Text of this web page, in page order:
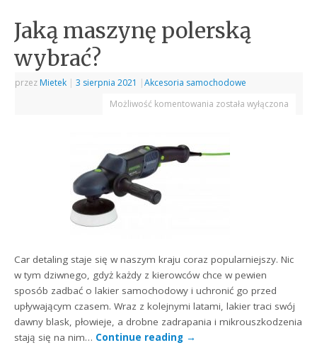
Jaką maszynę polerską
wybrać?
przez Mietek | 3 sierpnia 2021 |Akcesoria samochodowe
Możliwość komentowania została wyłączona
Car detaling staje się w naszym kraju coraz popularniejszy. Nic
w tym dziwnego, gdyż każdy z kierowców chce w pewien
sposób zadbać o lakier samochodowy i uchronić go przed
upływającym czasem. Wraz z kolejnymi latami, lakier traci swój
dawny blask, płowieje, a drobne zadrapania i mikrouszkodzenia
stają się na nim… Continue reading →